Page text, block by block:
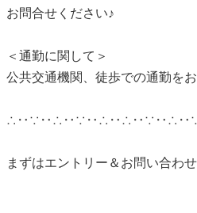
お問合せください♪
＜通勤に関して＞
公共交通機関、徒歩での通勤をお
まずはエントリー＆お問い合わせ